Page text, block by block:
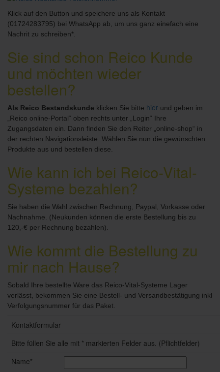
Klick auf den Button und speichere uns als Kontakt
(01724283795) bei WhatsApp ab, um uns ganz einefach eine
Nachrit zu schreiben*.
Sie sind schon Reico Kunde
und möchten wieder
bestellen?
Als Reico Bestandskunde klicken Sie bitte hier und geben im
„Reico online-Portal“ oben rechts unter „Login“ Ihre
Zugangsdaten ein. Dann finden Sie den Reiter „online-shop“ in
der rechten Navigationsleiste. Wählen Sie nun die gewünschten
Produkte aus und bestellen diese.
Wie kann ich bei Reico-Vital-
Systeme bezahlen?
Sie haben die Wahl zwischen Rechnung, Paypal, Vorkasse oder
Nachnahme. (Neukunden können die erste Bestellung bis zu
120,-€ per Rechnung bezahlen).
Wie kommt die Bestellung zu
mir nach Hause?
Sobald Ihre bestellte Ware das Reico-Vital-Systeme Lager
verlässt, bekommen Sie eine Bestell- und Versandbestätigung inkl
Verfolgungsnummer für das Paket.
Kontaktformular
Bitte füllen Sie alle mit * markierten Felder aus. (Pflichtfelder)
Name*